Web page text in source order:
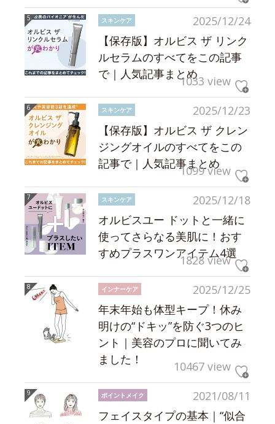
2025/12/24
スキンケア
【保存版】オルビス ザ リンク
ルセラムのすべてをこの記事
で｜人気記事まとめ1033 view
2025/12/23
スキンケア
【保存版】オルビス ザ クレン
ジングオイルのすべてをこの
記事で｜人気記事まとめ
1099 view
2025/12/18
スキンケア
オルビスユー ドットと一緒に
使ってさらなる美肌に！おす
すめプラスワンアイテム4選
1828 view
2025/12/25
インナーケア
年末年始も体型キープ！休み
明けの“ドキッ”を防ぐ3つのヒ
ント｜美容のプロに聞いてみ
ました！
10467 view
2021/08/11
ポイントメイク
フェイスタイプの基本｜“似合